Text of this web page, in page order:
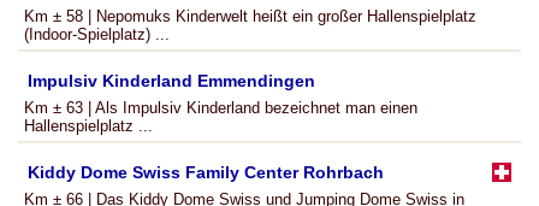
Km ± 58 | Nepomuks Kinderwelt heißt ein großer Hallenspielplatz
(Indoor-Spielplatz) ...
Impulsiv Kinderland Emmendingen
Km ± 63 | Als Impulsiv Kinderland bezeichnet man einen
Hallenspielplatz ...
Kiddy Dome Swiss Family Center Rohrbach
Km ± 66 | Das Kiddy Dome Swiss und Jumping Dome Swiss in